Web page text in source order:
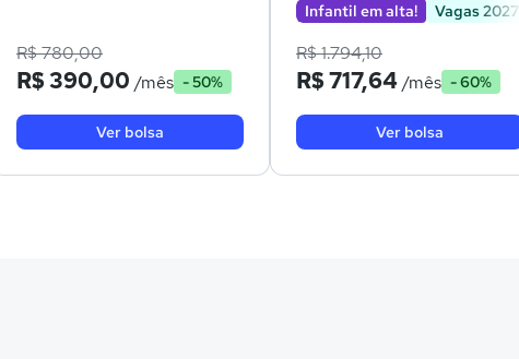
R$ 780,00
R$ 390,00 /mês - 50%
Ver bolsa
Infantil em alta!
Vagas 2027
R$ 1.794,10
R$ 717,64 /mês - 60%
Ver bolsa